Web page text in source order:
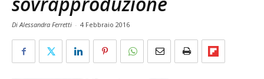
Di Alessandra Ferretti - 4 Febbraio 2016